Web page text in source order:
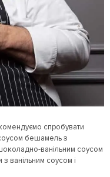
спробувати
бешамель з
ванільним соусом
ванільним соусом і